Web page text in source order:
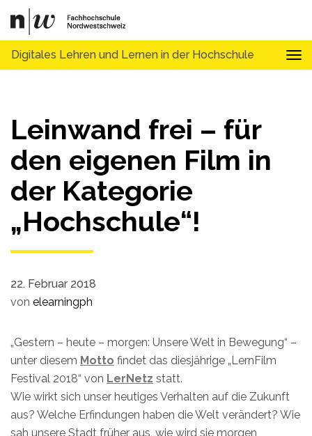
Digitales Lehren und Lernen in der Hochschule
Leinwand frei – für
den eigenen Film in
der Kategorie
„Hochschule“!
22. Februar 2018
von elearningph
„Gestern – heute – morgen: Unsere Welt in Bewegung“ –
unter diesem Motto findet das diesjährige „LernFilm
Festival 2018“ von LerNetz statt.
Wie wirkt sich unser heutiges Verhalten auf die Zukunft
aus? Welche Erfindungen haben die Welt verändert? Wie
sah unsere Stadt früher aus, wie wird sie morgen